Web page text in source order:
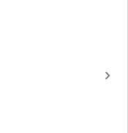
keyboard_arrow_right